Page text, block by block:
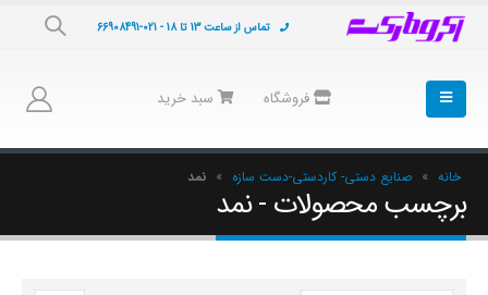
تماس از ساعت 13 تا 18 - 021-66908491
فروشگاه سبد خرید
خانه » صنایع دستی- کاردستی-دست سازه » نمد
برچسب محصولات - نمد